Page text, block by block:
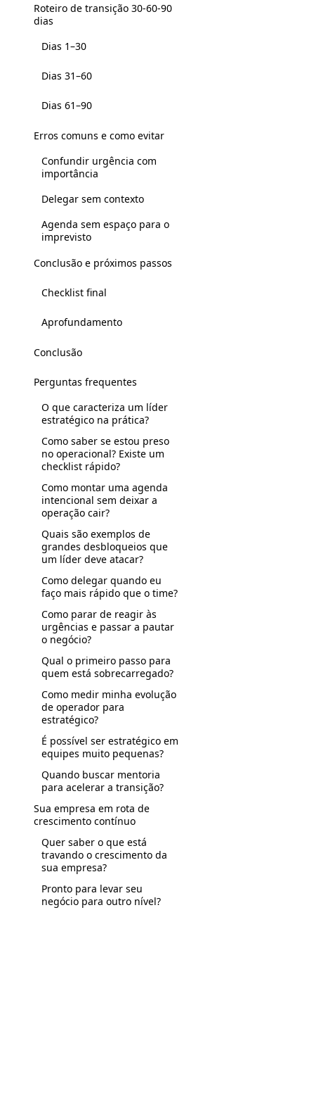
Roteiro de transição 30-60-90
dias
Dias 1–30
Dias 31–60
Dias 61–90
Erros comuns e como evitar
Confundir urgência com
importância
Delegar sem contexto
Agenda sem espaço para o
imprevisto
Conclusão e próximos passos
Checklist final
Aprofundamento
Conclusão
Perguntas frequentes
O que caracteriza um líder
estratégico na prática?
Como saber se estou preso
no operacional? Existe um
checklist rápido?
Como montar uma agenda
intencional sem deixar a
operação cair?
Quais são exemplos de
grandes desbloqueios que
um líder deve atacar?
Como delegar quando eu
faço mais rápido que o time?
Como parar de reagir às
urgências e passar a pautar
o negócio?
Qual o primeiro passo para
quem está sobrecarregado?
Como medir minha evolução
de operador para
estratégico?
É possível ser estratégico em
equipes muito pequenas?
Quando buscar mentoria
para acelerar a transição?
Sua empresa em rota de
crescimento contínuo
Quer saber o que está
travando o crescimento da
sua empresa?
Pronto para levar seu
negócio para outro nível?